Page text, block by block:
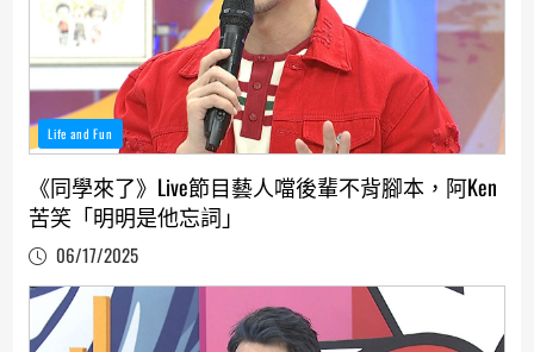
Life and Fun
《同學來了》Live節目藝人噹後輩不背腳本，阿Ken
苦笑「明明是他忘詞」
06/17/2025